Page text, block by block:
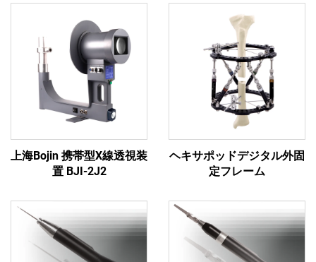
上海Bojin 携帯型X線透視装
置 BJI-2J2
ヘキサポッドデジタル外固
定フレーム